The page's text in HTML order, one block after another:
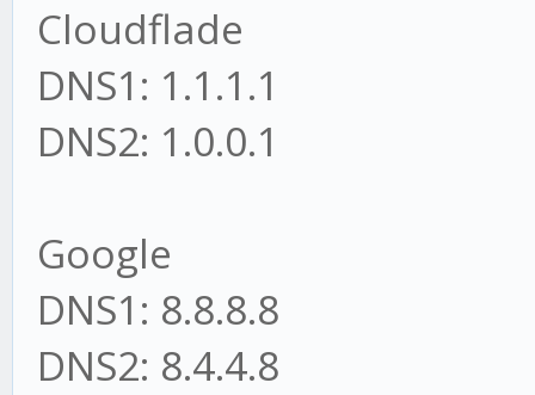
Cloudflade
DNS1: 1.1.1.1
DNS2: 1.0.0.1
Google
DNS1: 8.8.8.8
DNS2: 8.4.4.8